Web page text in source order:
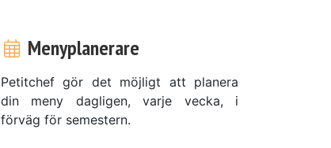
Menyplanerare
Petitchef gör det möjligt att planera
din meny dagligen, varje vecka, i
förväg för semestern.